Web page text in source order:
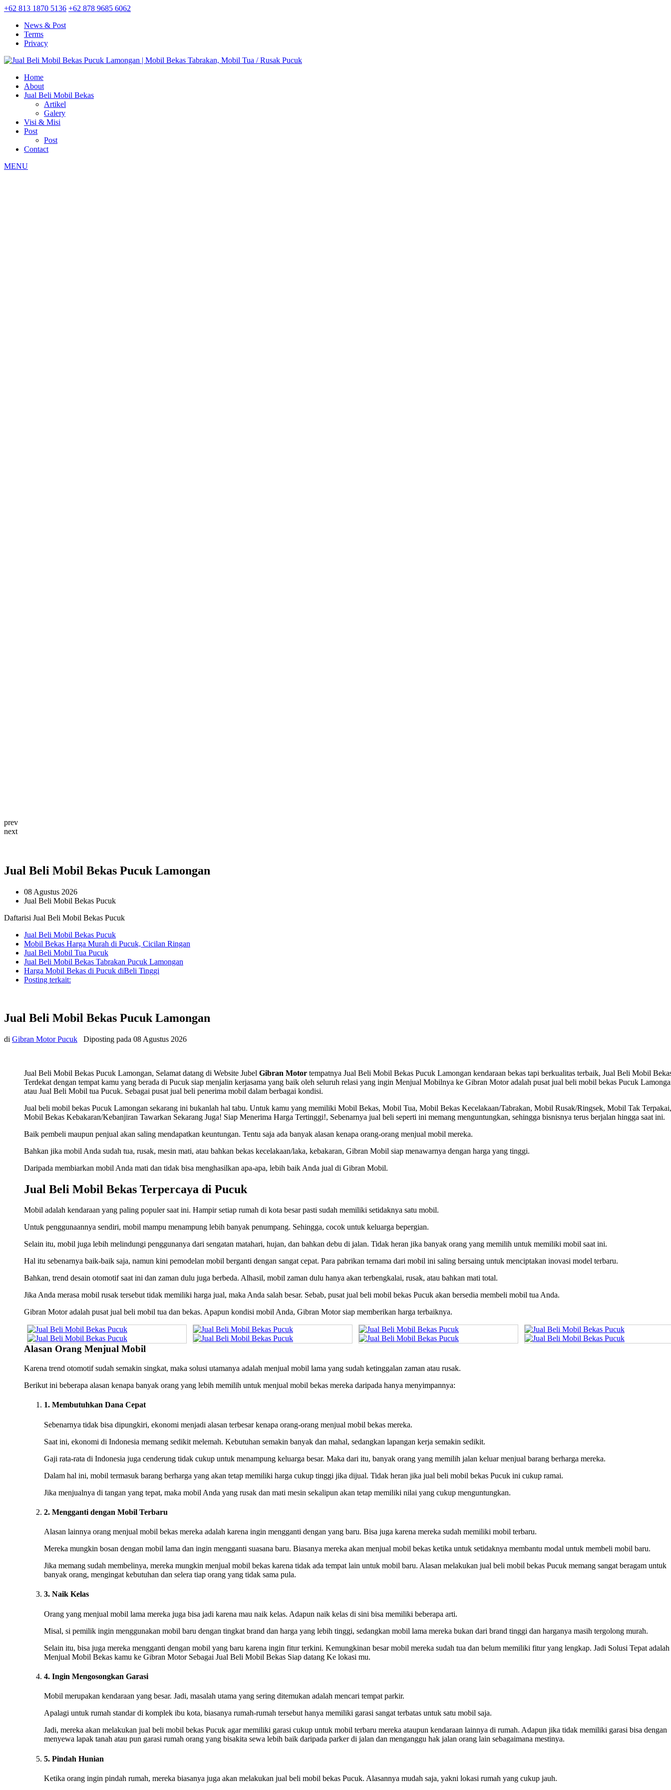
+62 813 1870 5136 +62 878 9685 6062
News & Post
Terms
Privacy
Home
About
Jual Beli Mobil Bekas
Artikel
Galery
Visi & Misi
Post
Post
Contact
MENU
prev
next
Jual Beli Mobil Bekas Pucuk Lamongan
08 Agustus 2026
Jual Beli Mobil Bekas Pucuk
Daftarisi Jual Beli Mobil Bekas Pucuk
Jual Beli Mobil Bekas Pucuk
Mobil Bekas Harga Murah di Pucuk, Cicilan Ringan
Jual Beli Mobil Tua Pucuk
Jual Beli Mobil Bekas Tabrakan Pucuk Lamongan
Harga Mobil Bekas di Pucuk diBeli Tinggi
Posting terkait:
Jual Beli Mobil Bekas Pucuk Lamongan
di Gibran Motor Pucuk Diposting pada 08 Agustus 2026
Jual Beli Mobil Bekas Pucuk Lamongan, Selamat datang di Website Jubel Gibran Motor tempatnya Jual Beli Mobil Bekas Pucuk Lamongan kendaraan bekas tapi berkualitas terbaik, Jual Beli Mobil
Terdekat dengan tempat kamu yang berada di Pucuk siap menjalin kerjasama yang baik oleh seluruh relasi yang ingin Menjual Mobilnya ke Gibran Motor adalah pusat jual beli mobil bekas Pucuk
atau Jual Beli Mobil tua Pucuk. Sebagai pusat jual beli penerima mobil dalam berbagai kondisi.
Jual beli mobil bekas Pucuk Lamongan sekarang ini bukanlah hal tabu. Untuk kamu yang memiliki Mobil Bekas, Mobil Tua, Mobil Bekas Kecelakaan/Tabrakan, Mobil Rusak/Ringsek, Mobil Tak Terpakai,
Mobil Bekas Kebakaran/Kebanjiran Tawarkan Sekarang Juga! Siap Menerima Harga Tertinggi!, Sebenarnya jual beli seperti ini memang menguntungkan, sehingga bisnisnya terus berjalan hingga saat ini.
Baik pembeli maupun penjual akan saling mendapatkan keuntungan. Tentu saja ada banyak alasan kenapa orang-orang menjual mobil mereka.
Bahkan jika mobil Anda sudah tua, rusak, mesin mati, atau bahkan bekas kecelakaan/laka, kebakaran, Gibran Mobil siap menawarnya dengan harga yang tinggi.
Daripada membiarkan mobil Anda mati dan tidak bisa menghasilkan apa-apa, lebih baik Anda jual di Gibran Mobil.
Jual Beli Mobil Bekas Terpercaya di Pucuk
Mobil adalah kendaraan yang paling populer saat ini. Hampir setiap rumah di kota besar pasti sudah memiliki setidaknya satu mobil.
Untuk penggunaannya sendiri, mobil mampu menampung lebih banyak penumpang. Sehingga, cocok untuk keluarga bepergian.
Selain itu, mobil juga lebih melindungi penggunanya dari sengatan matahari, hujan, dan bahkan debu di jalan. Tidak heran jika banyak orang yang memilih untuk memiliki mobil saat ini.
Hal itu sebenarnya baik-baik saja, namun kini pemodelan mobil berganti dengan sangat cepat. Para pabrikan ternama dari mobil ini saling bersaing untuk menciptakan inovasi model terbaru.
Bahkan, trend desain otomotif saat ini dan zaman dulu juga berbeda. Alhasil, mobil zaman dulu hanya akan terbengkalai, rusak, atau bahkan mati total.
Jika Anda merasa mobil rusak tersebut tidak memiliki harga jual, maka Anda salah besar. Sebab, pusat jual beli mobil bekas Pucuk akan bersedia membeli mobil tua Anda.
Gibran Motor adalah pusat jual beli mobil tua dan bekas. Apapun kondisi mobil Anda, Gibran Motor siap memberikan harga terbaiknya.
Alasan Orang Menjual Mobil
Karena trend otomotif sudah semakin singkat, maka solusi utamanya adalah menjual mobil lama yang sudah ketinggalan zaman atau rusak.
Berikut ini beberapa alasan kenapa banyak orang yang lebih memilih untuk menjual mobil bekas mereka daripada hanya menyimpannya:
1. Membutuhkan Dana Cepat
Sebenarnya tidak bisa dipungkiri, ekonomi menjadi alasan terbesar kenapa orang-orang menjual mobil bekas mereka.
Saat ini, ekonomi di Indonesia memang sedikit melemah. Kebutuhan semakin banyak dan mahal, sedangkan lapangan kerja semakin sedikit.
Gaji rata-rata di Indonesia juga cenderung tidak cukup untuk menampung keluarga besar. Maka dari itu, banyak orang yang memilih jalan keluar menjual barang berharga mereka.
Dalam hal ini, mobil termasuk barang berharga yang akan tetap memiliki harga cukup tinggi jika dijual. Tidak heran jika jual beli mobil bekas Pucuk ini cukup ramai.
Jika menjualnya di tangan yang tepat, maka mobil Anda yang rusak dan mati mesin sekalipun akan tetap memiliki nilai yang cukup menguntungkan.
2. Mengganti dengan Mobil Terbaru
Alasan lainnya orang menjual mobil bekas mereka adalah karena ingin mengganti dengan yang baru. Bisa juga karena mereka sudah memiliki mobil terbaru.
Mereka mungkin bosan dengan mobil lama dan ingin mengganti suasana baru. Biasanya mereka akan menjual mobil bekas ketika untuk setidaknya membantu modal untuk membeli mobil baru.
Jika memang sudah membelinya, mereka mungkin menjual mobil bekas karena tidak ada tempat lain untuk mobil baru. Alasan melakukan jual beli mobil bekas Pucuk memang sangat beragam untuk
banyak orang, mengingat kebutuhan dan selera tiap orang yang tidak sama pula.
3. Naik Kelas
Orang yang menjual mobil lama mereka juga bisa jadi karena mau naik kelas. Adapun naik kelas di sini bisa memiliki beberapa arti.
Misal, si pemilik ingin menggunakan mobil baru dengan tingkat brand dan harga yang lebih tinggi, sedangkan mobil lama mereka bukan dari brand tinggi dan harganya masih tergolong murah.
Selain itu, bisa juga mereka mengganti dengan mobil yang baru karena ingin fitur terkini. Kemungkinan besar mobil mereka sudah tua dan belum memiliki fitur yang lengkap. Jadi Solusi Tepat adalah
Menjual Mobil Bekas kamu ke Gibran Motor Sebagai Jual Beli Mobil Bekas Siap datang Ke lokasi mu.
4. Ingin Mengosongkan Garasi
Mobil merupakan kendaraan yang besar. Jadi, masalah utama yang sering ditemukan adalah mencari tempat parkir.
Apalagi untuk rumah standar di komplek ibu kota, biasanya rumah-rumah tersebut hanya memiliki garasi sangat terbatas untuk satu mobil saja.
Jadi, mereka akan melakukan jual beli mobil bekas Pucuk agar memiliki garasi cukup untuk mobil terbaru mereka ataupun kendaraan lainnya di rumah. Adapun jika tidak memiliki garasi bisa dengan
menyewa lapak tanah atau pun garasi rumah orang yang bisakita sewa lebih baik daripada parker di jalan dan menganggu hak jalan orang lain sebagaimana mestinya.
5. Pindah Hunian
Ketika orang ingin pindah rumah, mereka biasanya juga akan melakukan jual beli mobil bekas Pucuk. Alasannya mudah saja, yakni lokasi rumah yang cukup jauh.